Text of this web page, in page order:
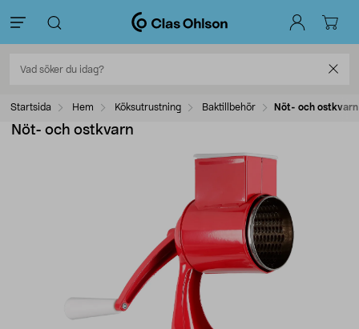
Startsida Hem Köksutrustning Baktillbehör Nöt- och ostkvarn
Nöt- och ostkvarn